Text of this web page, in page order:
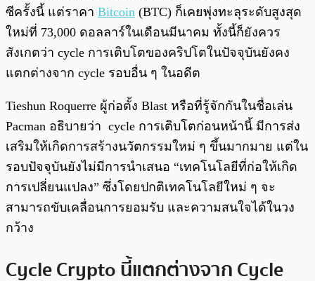
ซีครั้งนี้ แต่ราคา Bitcoin (BTC) ก็เคยพุ่งทะลุระดับสูงสุด
ใหม่ที่ 73,000 ดอลลาร์ในเดือนมีนาคม ทั้งนี้ก็ยังควร
สังเกตว่า cycle การเติบโตของคริปโตในปัจจุบันยังคง
แตกต่างจาก cycle รอบอื่น ๆ ในอดีต
Tieshun Roquerre ผู้ก่อตั้ง Blast หรือที่รู้จักกันในชื่อเล่น
Pacman อธิบายว่า cycle การเติบโตก่อนหน้านี้ มีการส่ง
เสริมให้เกิดการสร้างนวัตกรรมใหม่ ๆ ขึ้นมากมาย แต่ใน
รอบปัจจุบันยังไม่มีการนำเสนอ “เทคโนโลยีที่ก่อให้เกิด
การเปลี่ยนแปลง” ซึ่งโดยปกติเทคโนโลยีใหม่ ๆ จะ
สามารถขับเคลื่อนการยอมรับ และความสนใจได้ในวง
กว้าง
Cycle Crypto นี้แตกต่างจาก Cycle